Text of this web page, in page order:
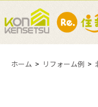
ホーム リフォーム例